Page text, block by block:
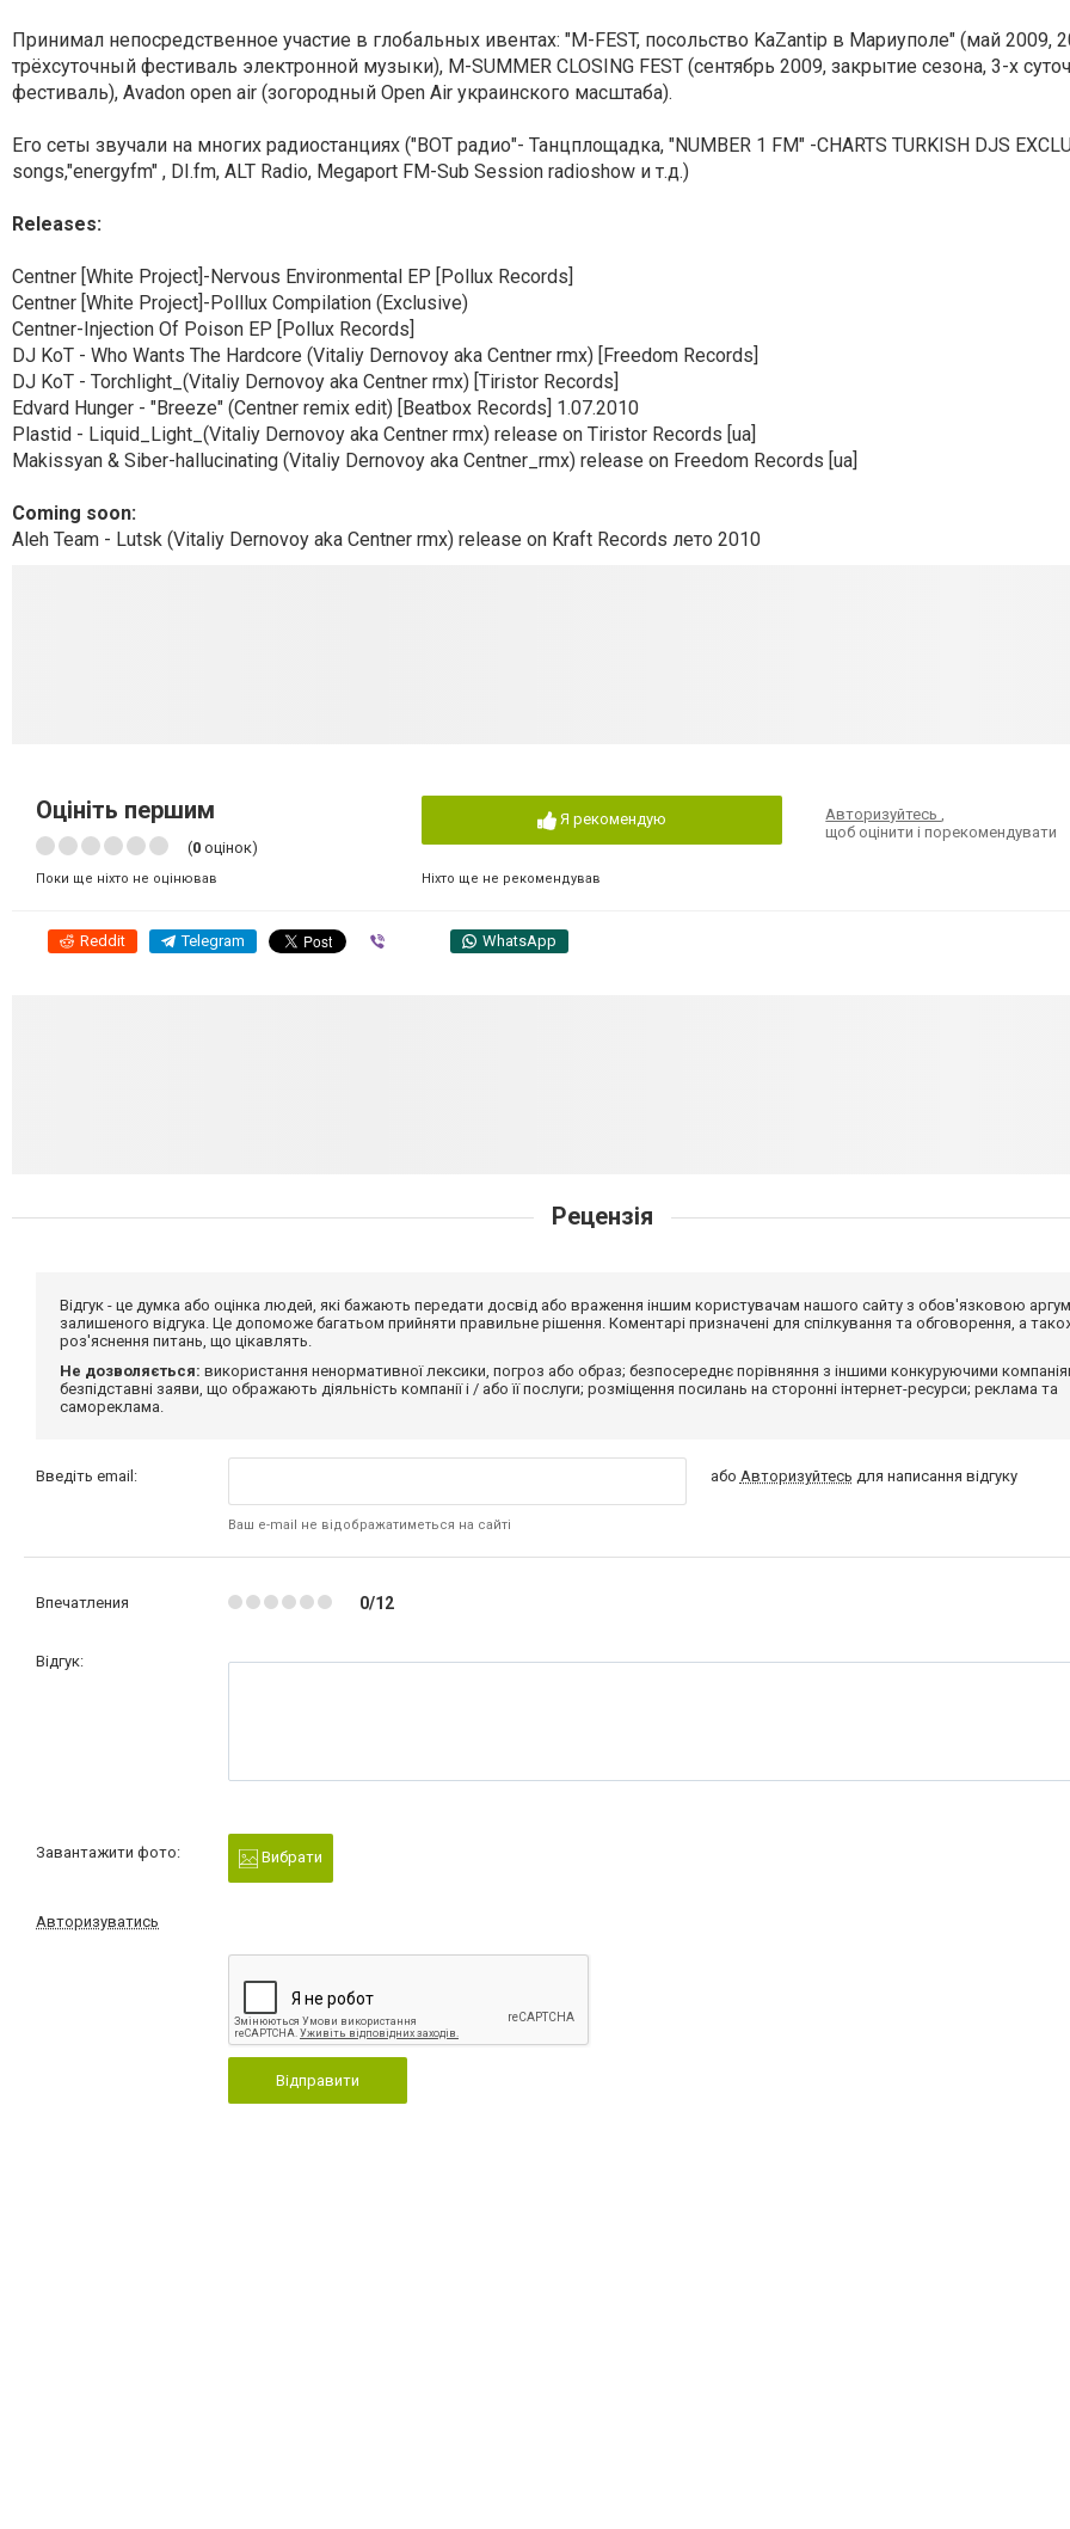
Принимал непосредственное участие в глобальных ивентах: "М-FEST, посольство KaZantip в Мариуполе" (май 2009,
трёхсуточный фестиваль электронной музыки), M-SUMMER CLOSING FEST (сентябрь 2009, закрытие сезона, 3-х
фестиваль), Avadon open air (зогородный Open Air украинского масштаба).
Его сеты звучали на многих радиостанциях ("ВОТ радио"- Танцплощадка, "NUMBER 1 FM" -CHARTS TURKISH DJS
songs,"energyfm" , DI.fm, ALT Radio, Megaport FM-Sub Session radioshow и т.д.)
Releases:
Centner [White Project]-Nervous Environmental EP [Pollux Records]
Centner [White Project]-Polllux Compilation (Exclusive)
Centner-Injection Of Poison EP [Pollux Records]
DJ KoT - Who Wants The Hardcore (Vitaliy Dernovoy aka Centner rmx) [Freedom Records]
DJ KoT - Torchlight_(Vitaliy Dernovoy aka Centner rmx) [Tiristor Records]
Edvard Hunger - "Breeze" (Centner remix edit) [Beatbox Records] 1.07.2010
Plastid - Liquid_Light_(Vitaliy Dernovoy aka Centner rmx) release on Tiristor Records [ua]
Makissyan & Siber-hallucinating (Vitaliy Dernovoy aka Centner_rmx) release on Freedom Records [ua]
Сoming soon:
Aleh Team - Lutsk (Vitaliy Dernovoy aka Centner rmx) release on Kraft Records лето 2010
Оцініть першим
(0 оцінок)
Поки ще ніхто не оцінював
Я рекомендую
Ніхто ще не рекомендував
Авторизуйтесь,
щоб оцінити і порекомендувати
Reddit Telegram WhatsApp
Рецензія
Відгук - це думка або оцінка людей, які бажають передати досвід або враження іншим користувачам нашого сайту з обов'язковою
залишеного відгука. Це допоможе багатьом прийняти правильне рішення. Коментарі призначені для спілкування та обговорення, а
роз'яснення питань, що цікавлять.
Не дозволяється: використання ненормативної лексики, погроз або образ; безпосереднє порівняння з іншими конкуруючими
безпідставні заяви, що ображають діяльність компанії і / або її послуги; розміщення посилань на сторонні інтернет-ресурси; реклама та
самореклама.
Введіть email:
Ваш e-mail не відображатиметься на сайті
або Авторизуйтесь для написання відгуку
Впечатления 0/12
Відгук:
Завантажити фото: Вибрати
Авторизуватись
Відправити